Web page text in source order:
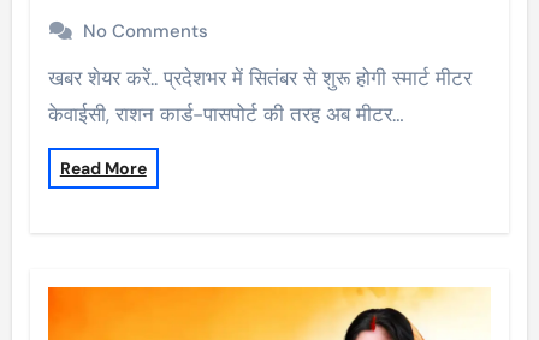
No Comments
खबर शेयर करें.. प्रदेशभर में सितंबर से शुरू होगी स्मार्ट मीटर
केवाईसी, राशन कार्ड-पासपोर्ट की तरह अब मीटर…
Read More